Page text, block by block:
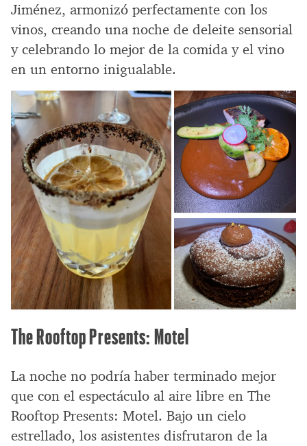
Jiménez, armonizó perfectamente con los
vinos, creando una noche de deleite sensorial
y celebrando lo mejor de la comida y el vino
en un entorno inigualable.
The Rooftop Presents: Motel
La noche no podría haber terminado mejor
que con el espectáculo al aire libre en The
Rooftop Presents: Motel. Bajo un cielo
estrellado, los asistentes disfrutaron de la